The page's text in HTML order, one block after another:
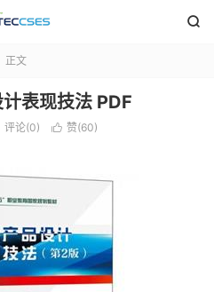

正文
表现技法 PDF
评论(0)  赞(60)